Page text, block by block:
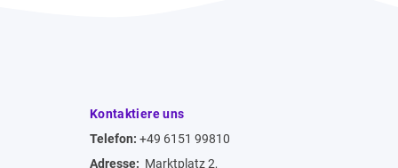
Kontaktiere uns
Telefon: +49 6151 99810
Adresse: Marktplatz 2,